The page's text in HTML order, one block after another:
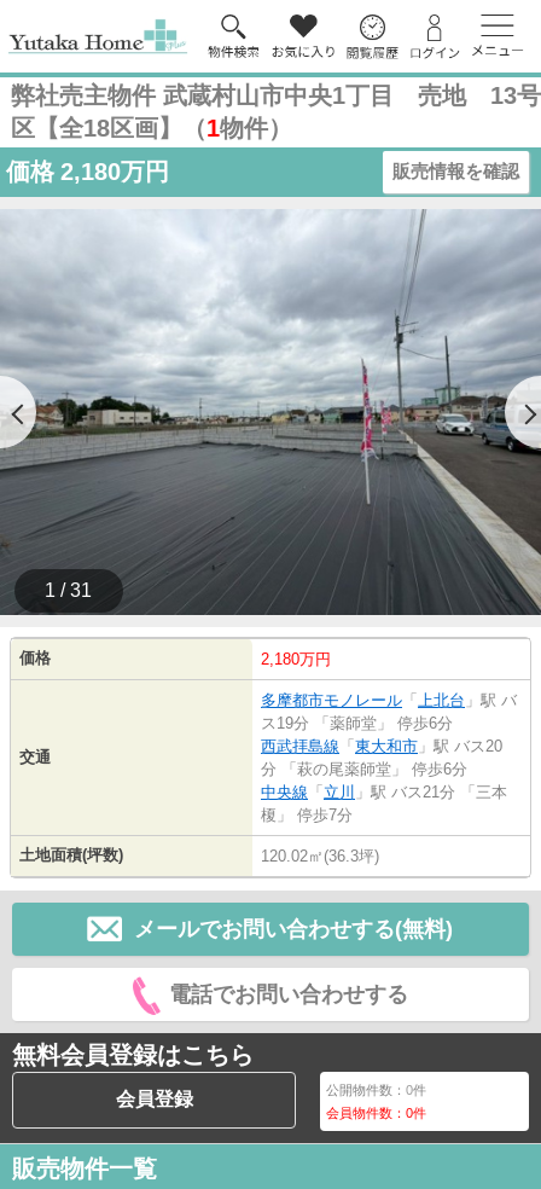
弊社売主物件 武蔵村山市中央1丁目 売地 13号
区【全18区画】（1物件）
価格 2,180万円 販売情報を確認
1 / 31
価格 2,180万円
交通
多摩都市モノレール 「 上北台 」駅 バ
ス19分 「薬師堂」 停歩6分
西武拝島線 「 東大和市 」駅 バス20
分 「萩の尾薬師堂」 停歩6分
中央線 「 立川 」駅 バス21分 「三本
榎」 停歩7分
土地面積(坪数) 120.02㎡(36.3坪)
メールでお問い合わせする(無料)
電話でお問い合わせする
無料会員登録はこちら
会員登録 公開物件数：0件
会員物件数：0件
販売物件一覧